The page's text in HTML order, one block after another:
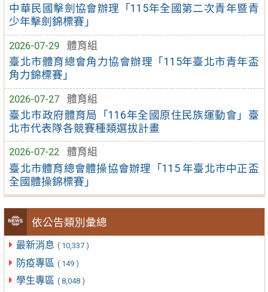
中華民國擊劍協會辦理「115年全國第二次青年暨青
少年擊劍錦標賽」
2026-07-29
體育組
臺北市體育總會角力協會辦理「115年臺北市青年盃
角力錦標賽」
2026-07-27
體育組
臺北市政府體育局「116年全國原住民族運動會」臺
北市代表隊各競賽種類選拔計畫
2026-07-22
體育組
臺北市體育總會體操協會辦理「115 年臺北市中正盃
全國體操錦標賽」
依公告類別彙總
最新消息 ( 10,337 )
防疫專區 ( 149 )
學生專區 ( 8,048 )